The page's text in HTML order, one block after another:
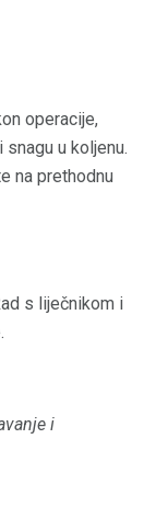
operacije,
u koljenu.
na prethodnu
s liječnikom i
i